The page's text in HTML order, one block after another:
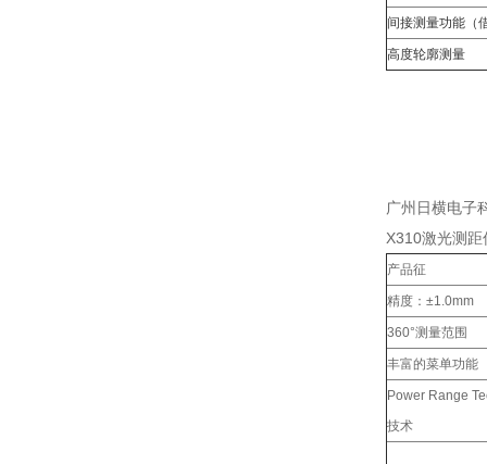
间接测量功能（
高度轮廓测量
广州日横电子
X310激光测
产品征
精度：±1.0mm
360°测量范围
丰富的菜单功能
Power Range
技术